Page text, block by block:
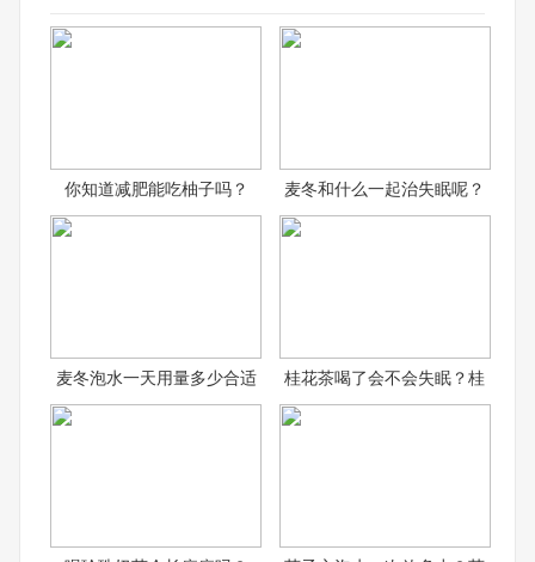
你知道减肥能吃柚子吗？ 麦冬和什么一起治失眠呢？
麦冬泡水一天用量多少合适 桂花茶喝了会不会失眠？桂